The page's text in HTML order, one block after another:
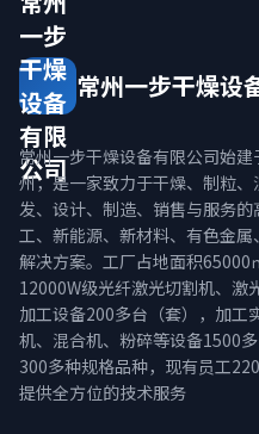
一步
干燥
设备
有限
公司
常州一步干燥设
常州一步干燥设备有限公司始
州，是一家致力于干燥、制粒
发、设计、制造、销售与服务
工、新能源、新材料、有色金
解决方案。工厂占地面积
12000W级光纤激光切割机、激
加工设备200多台（套），加工
机、混合机、粉碎等设备1500
300多种规格品种，现有员工
提供全方位的技术服务